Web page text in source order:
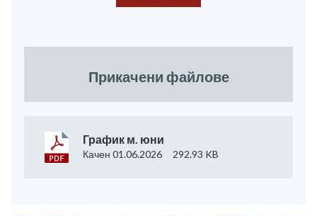
Прикачени файлове
График м. юни
Качен 01.06.2026 292.93 KB